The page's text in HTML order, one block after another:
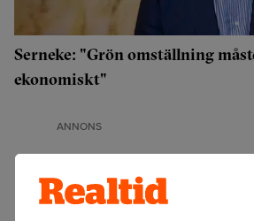
Serneke: "Grön omställning
ekonomiskt"
ANNONS